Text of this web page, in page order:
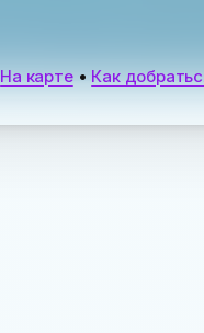
На карте• Как